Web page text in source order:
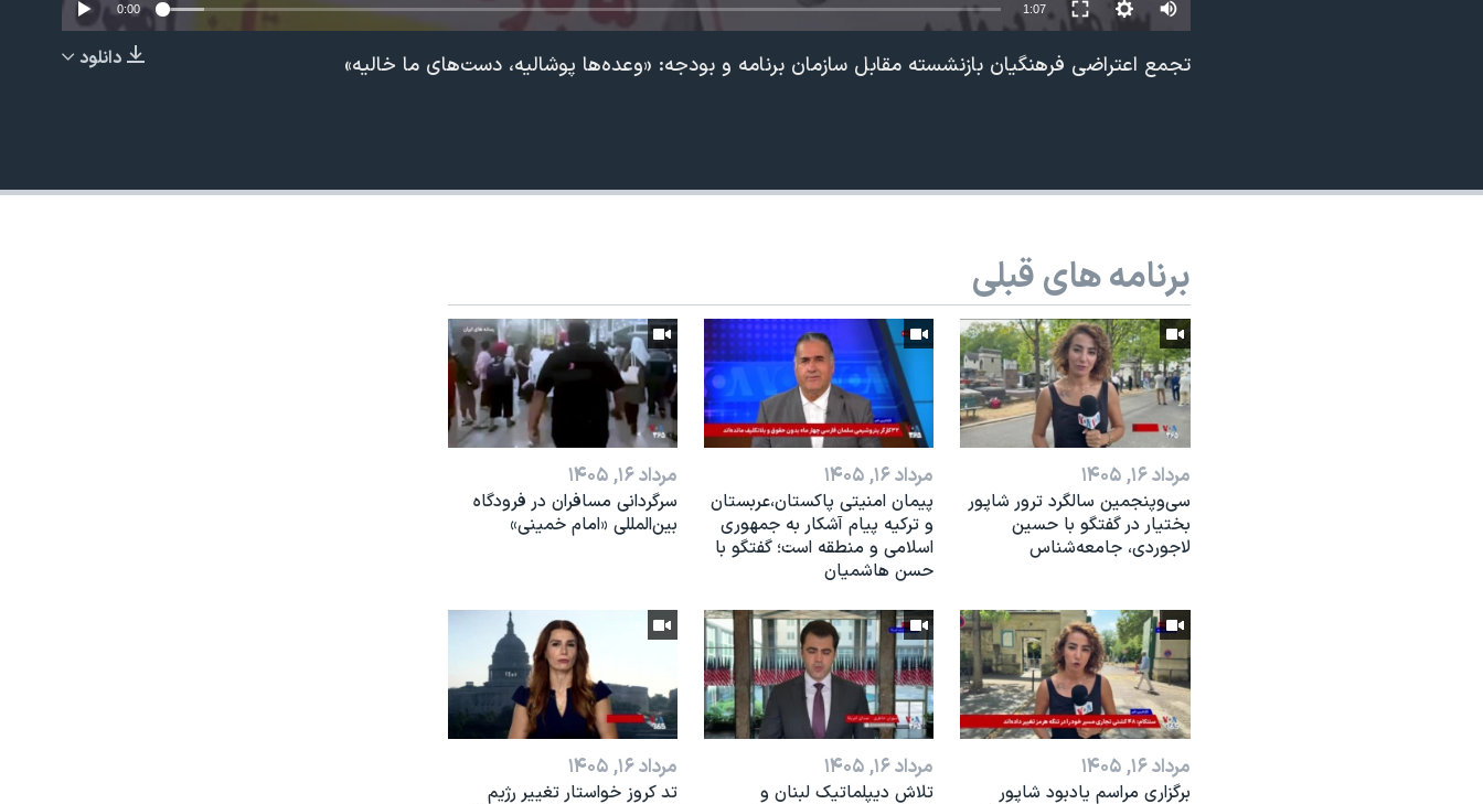
EMBED
0:00 1:07
دانلود تجمع اعتراضی فرهنگیان بازنشسته مقابل سازمان برنامه و بودجه: «وعده‌ها پوشالیه، دست‌های ما خالیه»
برنامه های قبلی
مرداد ۱۶, ۱۴۰۵
سی‌وپنجمین سالگرد ترور شاپور
بختیار در گفتگو با حسین
لاجوردی، جامعه‌شناس
مرداد ۱۶, ۱۴۰۵
پیمان امنیتی پاکستان،عربستان
و ترکیه پیام آشکار به جمهوری
اسلامی و منطقه است؛ گفتگو با
حسن هاشمیان
مرداد ۱۶, ۱۴۰۵
سرگردانی مسافران در فرودگاه
بین‌المللی «امام خمینی»
مرداد ۱۶, ۱۴۰۵
برگزاری مراسم یادبود شاپور
مرداد ۱۶, ۱۴۰۵
تلاش دیپلماتیک لبنان و
مرداد ۱۶, ۱۴۰۵
تد کروز خواستار تغییر رژیم